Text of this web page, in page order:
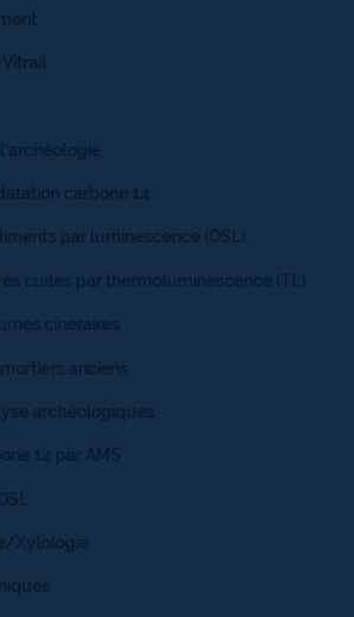
Vitrail
carbone 14
par luminescence (OSL)
cuites par thermoluminescence (TL)
cinéraires
anciens
archéologiques
14 par AMS
Xylologie